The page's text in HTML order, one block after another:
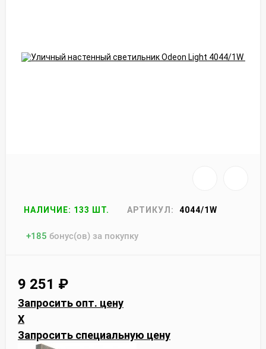
НАЛИЧИЕ: 133 ШТ. АРТИКУЛ: 4044/1W
+185 бонус(ов) за покупку
9 251 ₽
Запросить опт. цену
X
Запросить специальную цену